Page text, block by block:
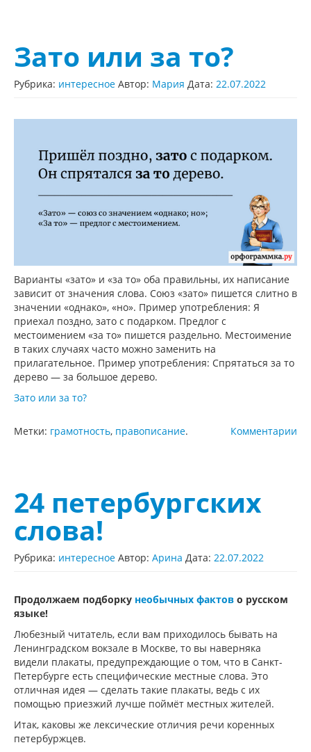
Зато или за то?
Рубрика: интересное Автор: Мария Дата: 22.07.2022
Варианты «зато» и «за то» оба правильны, их написание
зависит от значения слова. Союз «зато» пишется слитно в
значении «однако», «но». Пример употребления: Я
приехал поздно, зато с подарком. Предлог с
местоимением «за то» пишется раздельно. Местоимение
в таких случаях часто можно заменить на
прилагательное. Пример употребления: Спрятаться за то
дерево — за большое дерево.
Зато или за то?
Комментарии
Метки: грамотность, правописание.
24 петербургских
слова!
Рубрика: интересное Автор: Арина Дата: 22.07.2022
Продолжаем подборку необычных фактов о русском
языке!
Любезный читатель, если вам приходилось бывать на
Ленинградском вокзале в Москве, то вы наверняка
видели плакаты, предупреждающие о том, что в Санкт-
Петербурге есть специфические местные слова. Это
отличная идея — сделать такие плакаты, ведь с их
помощью приезжий лучше поймёт местных жителей.
Итак, каковы же лексические отличия речи коренных
петербуржцев.